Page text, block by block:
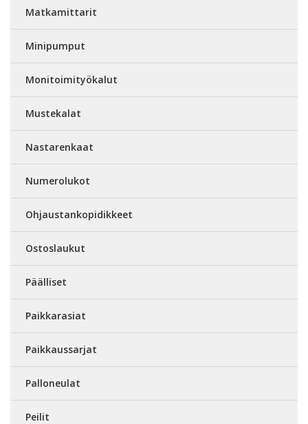
Matkamittarit
Minipumput
Monitoimityökalut
Mustekalat
Nastarenkaat
Numerolukot
Ohjaustankopidikkeet
Ostoslaukut
Päälliset
Paikkarasiat
Paikkaussarjat
Palloneulat
Peilit